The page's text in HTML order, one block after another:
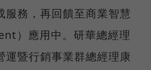
服務，再回饋至商業智慧
）應用中。研華總經理
運暨行銷事業群總經理康